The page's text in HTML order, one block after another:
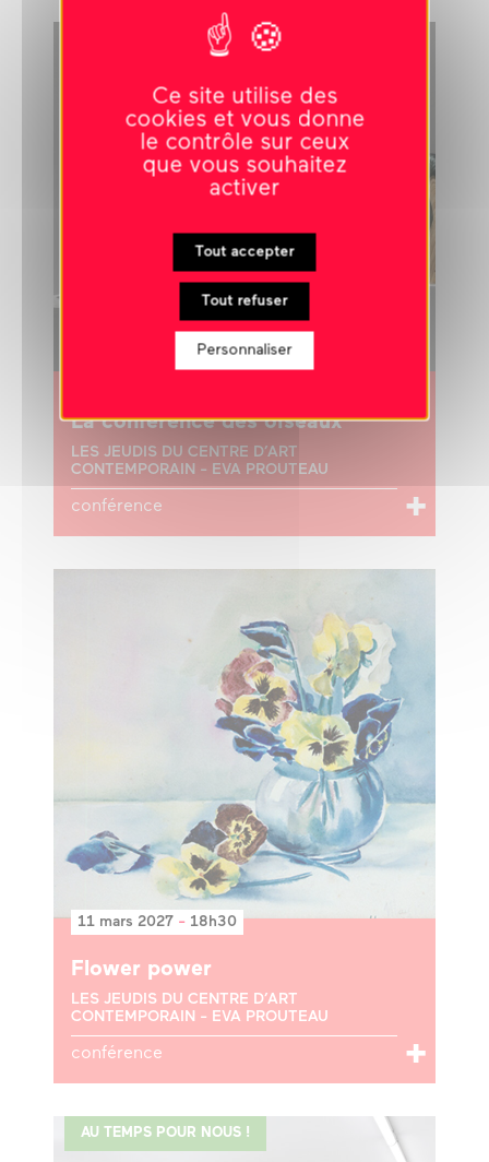
28 janvier 2027-18h30
La conférence des oiseaux
LES JEUDIS DU CENTRE D’ART
CONTEMPORAIN - EVA PROUTEAU
conférence
11 mars 2027 - 18h30
Flower power
LES JEUDIS DU CENTRE D’ART
CONTEMPORAIN - EVA PROUTEAU
conférence
AU TEMPS POUR NOUS !
Ce site utilise des
cookies et vous donne
le contrôle sur ceux
que vous souhaitez
activer
Tout accepter
Tout refuser
Personnaliser